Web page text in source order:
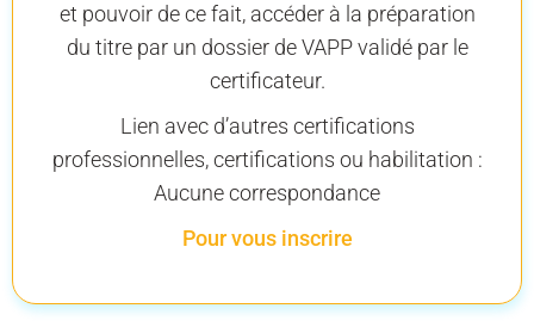
et pouvoir de ce fait, accéder à la préparation
du titre par un dossier de VAPP validé par le
certificateur.
Lien avec d’autres certifications
professionnelles, certifications ou habilitation :
Aucune correspondance
Pour vous inscrire